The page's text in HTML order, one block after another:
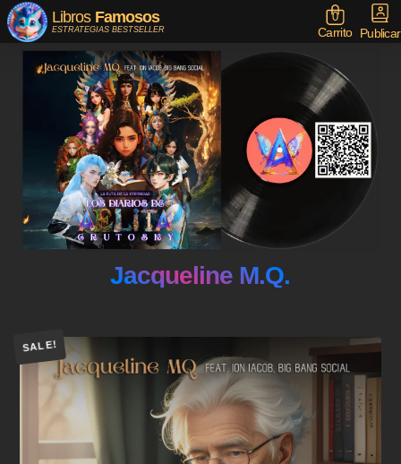
Libros Famosos
ESTRATEGIAS BESTSELLER
0
Carrito Publicar
Jacqueline M.Q.
SALE!